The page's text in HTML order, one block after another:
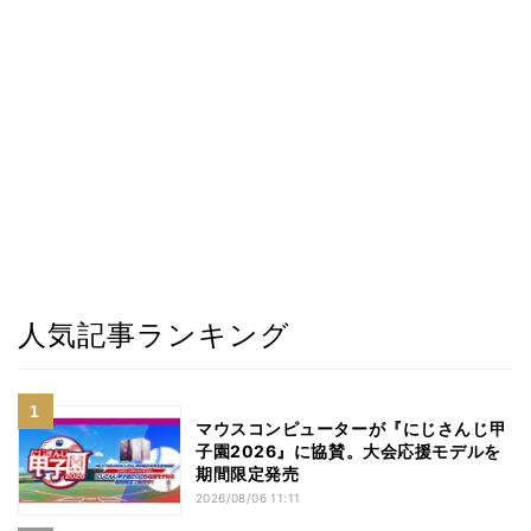
人気記事ランキング
マウスコンピューターが『にじさんじ甲
子園2026』に協賛。大会応援モデルを
期間限定発売
2026/08/06 11:11